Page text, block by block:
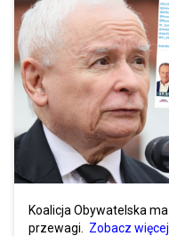
Koalicja Obywatelska
przewagi.
Zobacz